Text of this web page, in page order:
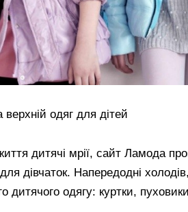
одяг для дітей
дитячі мрії, сайт Ламода
дівчаток. Напередодні
дитячого одягу: куртки,